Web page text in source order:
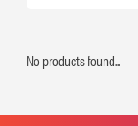
No products found...